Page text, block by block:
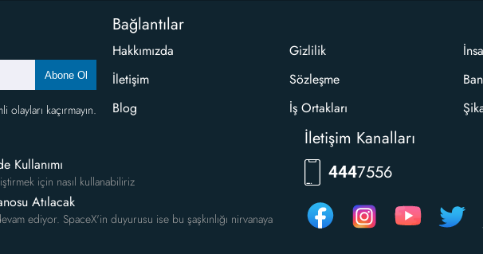
Abone Ol
olayları kaçırmayın.
Kullanımı
için nasıl kullanabiliriz
Atılacak
ediyor. SpaceX'in duyurusu ise bu şaşkınlığı nirvanaya
Bağlantılar
Hakkımızda
İletişim
Blog
Gizlilik
Sözleşme
İş Ortakları
İletişim Kanalları
444RKLM